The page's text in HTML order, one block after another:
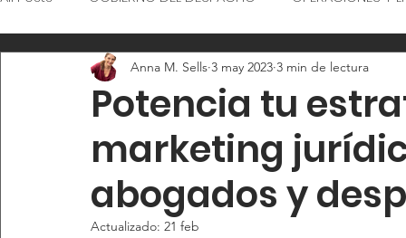
CULTURA Y ORGANIZACIÓN
Potencia tu
marketing
abogados y
Anna M. Sells 3 may 2023 3 min de lectura
Actualizado: 21 feb